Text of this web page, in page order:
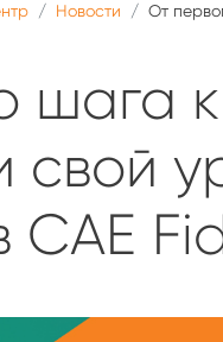
Новости От
шага
свой
CAE